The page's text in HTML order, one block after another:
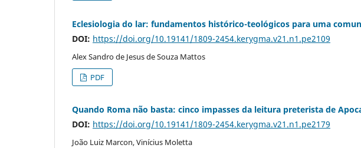
Eclesiologia do lar: fundamentos histórico-teológicos para uma
DOI: https://doi.org/10.19141/1809-2454.kerygma.v21.n1.pe2109
Alex Sandro de Jesus de Souza Mattos
PDF
Quando Roma não basta: cinco impasses da leitura preterista de
DOI: https://doi.org/10.19141/1809-2454.kerygma.v21.n1.pe2179
João Luiz Marcon, Vinícius Moletta